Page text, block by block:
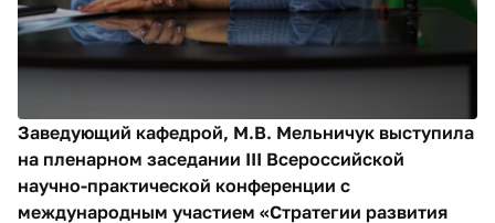
Заведующий кафедрой, М.В. Мельничук выступила
на пленарном заседании III Всероссийской
научно-практической конференции с
международным участием «Стратегии развития